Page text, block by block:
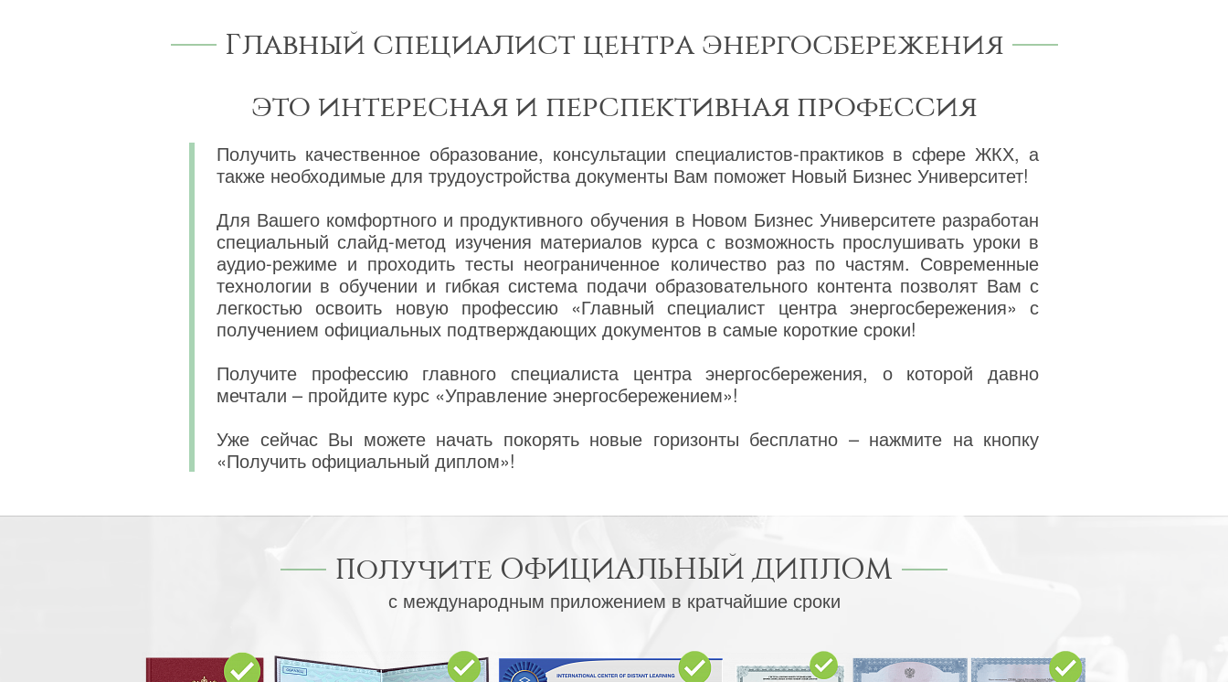
Главный специалист центра энергосбережения
это интересная и перспективная профессия
Получить качественное образование, консультации специалистов-практиков в сфере ЖКХ, а
также необходимые для трудоустройства документы Вам поможет Новый Бизнес Университет!
Для Вашего комфортного и продуктивного обучения в Новом Бизнес Университете разработан
специальный слайд-метод изучения материалов курса с возможность прослушивать уроки в
аудио-режиме и проходить тесты неограниченное количество раз по частям. Современные
технологии в обучении и гибкая система подачи образовательного контента позволят Вам с
легкостью освоить новую профессию «Главный специалист центра энергосбережения» с
получением официальных подтверждающих документов в самые короткие сроки!
Получите профессию главного специалиста центра энергосбережения, о которой давно
мечтали – пройдите курс «Управление энергосбережением»!
Уже сейчас Вы можете начать покорять новые горизонты бесплатно – нажмите на кнопку
«Получить официальный диплом»!
Получите ОФИЦИАЛЬНЫЙ ДИПЛОМ
с международным приложением в кратчайшие сроки